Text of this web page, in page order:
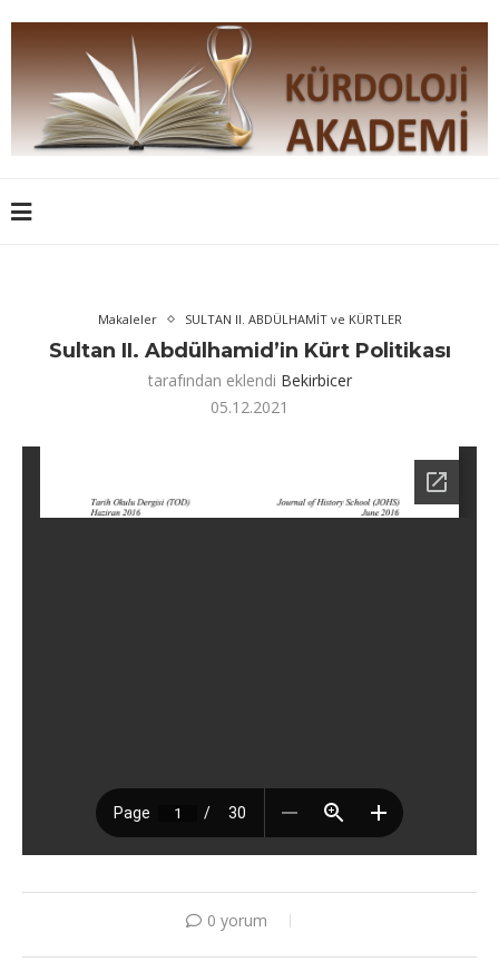
Makaleler SULTAN II. ABDÜLHAMİT ve KÜRTLER
Sultan II. Abdülhamid’in Kürt Politikası
tarafından eklendi Bekirbicer
05.12.2021
0 yorum